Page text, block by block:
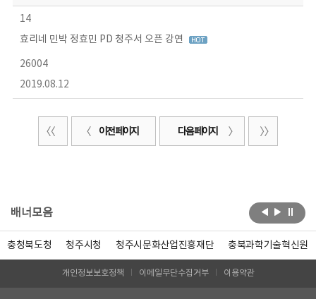
14
효리네 민박 정효민 PD 청주서 오픈 강연
26004
2019.08.12
이전 페이지 다음 페이지
배너모음
충청북도청 청주시청 청주시문화산업진흥재단 충북과학기술혁신원
개인정보보호정책 이메일무단수집거부 이용약관